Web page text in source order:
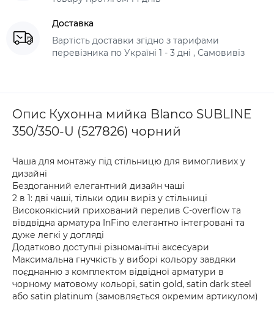
Доставка
Вартість доставки згідно з тарифами
перевізника по Україні 1 - 3 дні , Самовивіз
Опис Кухонна мийка Blanco SUBLINE
350/350-U (527826) чорний
Чаша для монтажу під стільницю для вимогливих у
дизайні
Бездоганний елегантний дизайн чаші
2 в 1: дві чаші, тільки один виріз у стільниці
Високоякісний прихований перелив C-overflow та
вівдвідна арматура InFino елегантно інтегровані та
дуже легкі у догляді
Додатково доступні різноманітні аксесуари
Максимальна гнучкість у виборі кольору завдяки
поєднанню з комплектом відвідної арматури в
чорному матовому кольорі, satin gold, satin dark steel
або satin platinum (замовляється окремим артикулом)